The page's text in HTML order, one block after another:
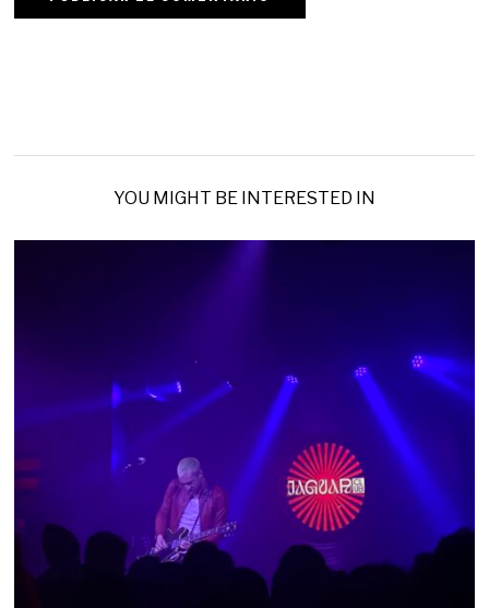
YOU MIGHT BE INTERESTED IN